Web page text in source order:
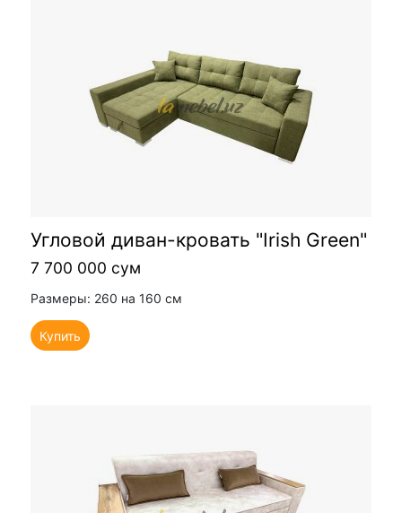
Угловой диван-кровать "Irish Green"
7 700 000 сум
Размеры: 260 на 160 см
Купить